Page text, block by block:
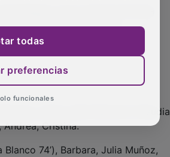
que combinó firmeza
que refuerza las buenas
Tania, Alba Bezawit (Claudia
Andrea, Cristina.
74’), Barbara, Julia Muñoz,
todas
preferencias
funcionales